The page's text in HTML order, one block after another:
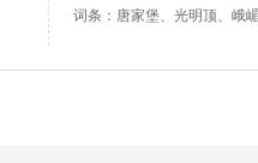
词条：唐家堡、光明顶、峨